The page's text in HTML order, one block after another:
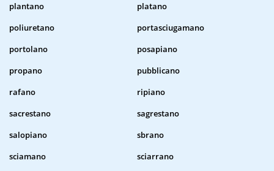
plantano
platano
poliuretano
portasciugamano
portolano
posapiano
propano
pubblicano
rafano
ripiano
sacrestano
sagrestano
salopiano
sbrano
sciamano
sciarrano